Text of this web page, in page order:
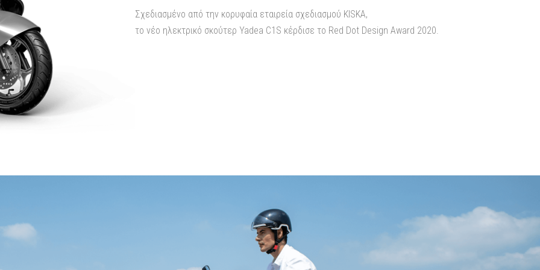
Σχεδιασμένο από την κορυφαία εταιρεία σχεδιασμού KISKA,
το νέο ηλεκτρικό σκούτερ Yadea C1S κέρδισε το Red Dot Design Award 2020.